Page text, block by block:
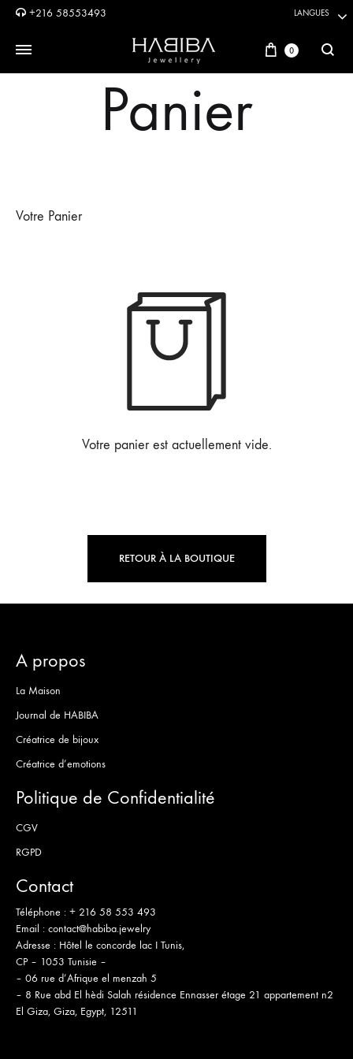
+216 58553493 LANGUES
Panier
0
Panier
Votre Panier
Votre panier est actuellement vide.
RETOUR À LA BOUTIQUE
A propos
La Maison
Journal de HABIBA
Créatrice de bijoux
Créatrice d’emotions
Politique de Confidentialité
CGV
RGPD
Contact
Téléphone : + 216 58 553 493
Email : contact@habiba.jewelry
Adresse : Hôtel le concorde lac I Tunis,
CP – 1053 Tunisie –
– 06 rue d’Afrique el menzah 5
– 8 Rue abd El hèdi Salah résidence Ennasser étage 21 appartement n2
El Giza, Giza, Egypt, 12511